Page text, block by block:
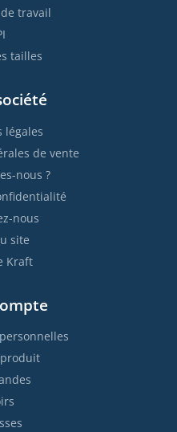
travail
tailles
légales
de vente
nous ?
nous
site
Kraft